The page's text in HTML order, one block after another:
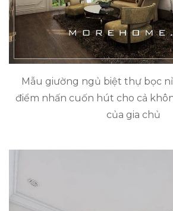
Mẫu giường ngủ biệt thự bọc
điểm nhấn cuốn hút cho cả
của gia chủ